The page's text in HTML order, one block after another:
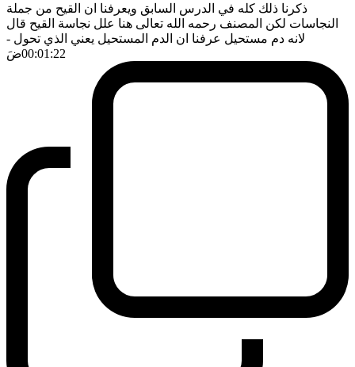
ذكرنا ذلك كله في الدرس السابق ويعرفنا ان القيح من جملة
النجاسات لكن المصنف رحمه الله تعالى هنا علل نجاسة القيح قال
لانه دم مستحيل عرفنا ان الدم المستحيل يعني الذي تحول -
00:01:22ضَ